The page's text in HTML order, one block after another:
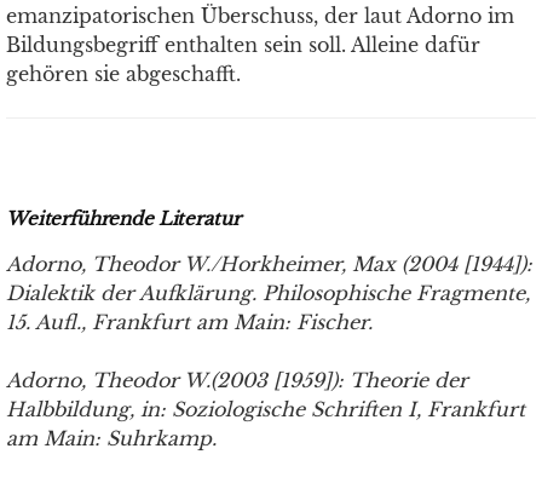
emanzipatorischen Überschuss, der laut Adorno im
Bildungsbegriff enthalten sein soll. Alleine dafür
gehören sie abgeschafft.
Weiterführende Literatur
Adorno, Theodor W./Horkheimer, Max (2004 [1944]):
Dialektik der Aufklärung. Philosophische Fragmente,
15. Aufl., Frankfurt am Main: Fischer.
Adorno, Theodor W.(2003 [1959]): Theorie der
Halbbildung, in: Soziologische Schriften I, Frankfurt
am Main: Suhrkamp.